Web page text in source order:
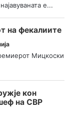
е...
на фекалиите
Мицкоски
кон
на СВР